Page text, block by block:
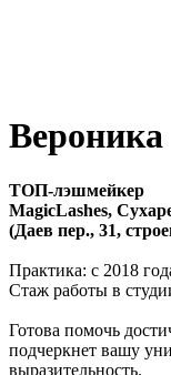
Вероника
ТОП-лэшмейкер
MagicLashes,
(Даев пер., 31,
Практика: с 2018
Стаж работы в
Готова помочь
подчеркнет вашу
выразительность.